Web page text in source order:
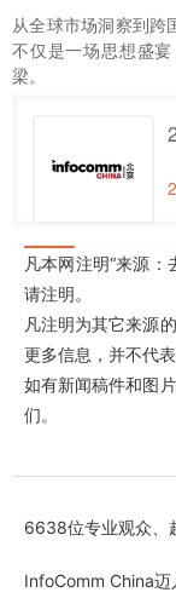
从全球市场洞察到跨
不仅是一场思想盛
梁。
凡本网注明“来源
请注明。
凡注明为其它来源
更多信息，并不代
如有新闻稿件和图
们。
6638位专业观众
InfoComm China